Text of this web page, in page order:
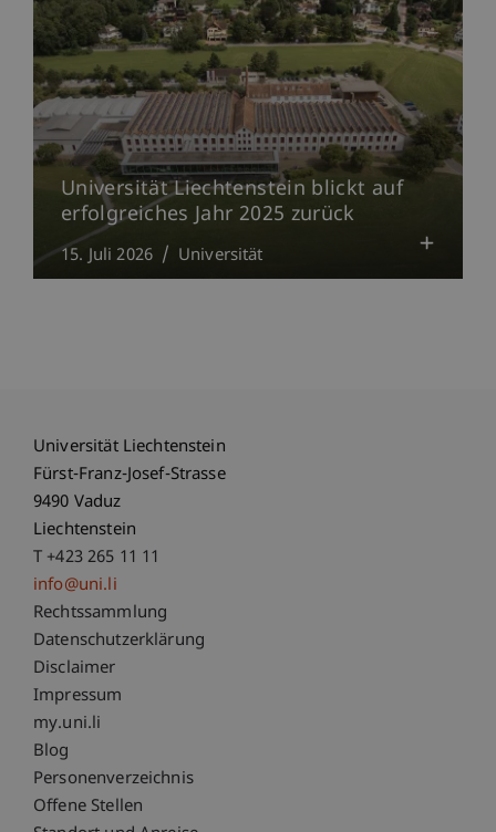
Universität Liechtenstein blickt auf
erfolgreiches Jahr 2025 zurück
15. Juli 2026 Universität
Universität Liechtenstein
Fürst-Franz-Josef-Strasse
9490 Vaduz
Liechtenstein
T +423 265 11 11
info@uni.li
Fußzeile Rechtliche Hinweise
Rechtssammlung
Datenschutzerklärung
Disclaimer
Impressum
Fußzeile Subdomain-Verzeichnis
my.uni.li
Blog
Personenverzeichnis
Offene Stellen